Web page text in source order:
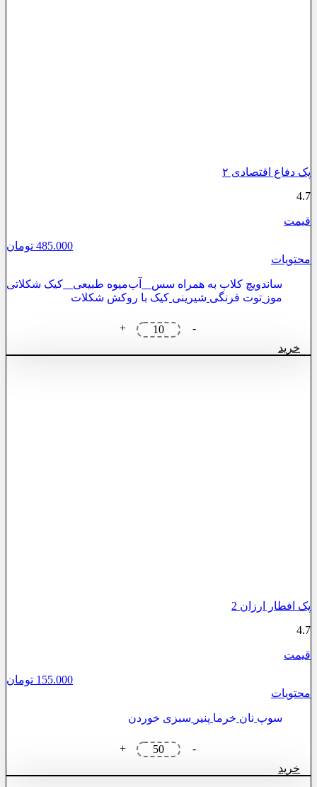
پک دفاع اقتصادی ۲
4.7
قیمت
485.000 تومان
محتویات
ساندویچ کلاب به همراه سس آب‌میوه طبیعی
کیک شکلاتی
موز توت فرنگی شیرینی کیک با روکش شکلات
-
پک
دفاع
+
خرید
پک افطار ارزان 2
4.7
قیمت
155.000 تومان
محتویات
سوپ نان خرما پنیر سبزی خوردن
-
پک
افطار
+
خرید